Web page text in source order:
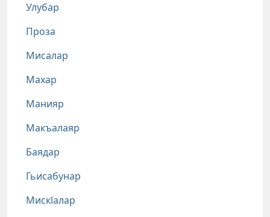
Улубар
Проза
Мисалар
Махар
Манияр
Макъалаяр
Баядар
Гьисабунар
Мискlалар